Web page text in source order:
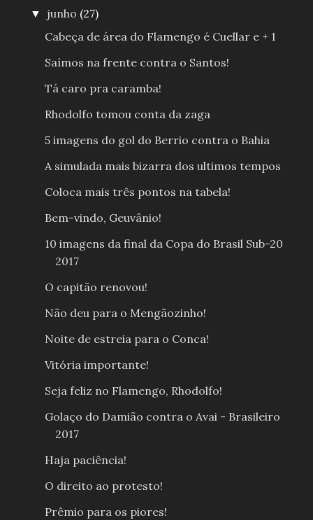
▼ junho (27)
Cabeça de área do Flamengo é Cuellar e + 1
Saímos na frente contra o Santos!
Tá caro pra caramba!
Rhodolfo tomou conta da zaga
5 imagens do gol do Berrio contra o Bahia
A simulada mais bizarra dos ultimos tempos
Coloca mais três pontos na tabela!
Bem-vindo, Geuvânio!
10 imagens da final da Copa do Brasil Sub-20
2017
O capitão renovou!
Não deu para o Mengãozinho!
Noite de estreia para o Conca!
Vitória importante!
Seja feliz no Flamengo, Rhodolfo!
Golaço do Damião contra o Avai - Brasileiro
2017
Haja paciência!
O direito ao protesto!
Prêmio para os piores!